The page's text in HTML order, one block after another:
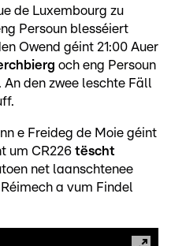
de Luxembourg zu
Persoun blesséiert
Owend géint 21:00 Auer
och eng Persoun
den zwee leschte Fäll
e Freideg de Moie géint
um CR226 tëscht
net laanschtenee
a vum Findel